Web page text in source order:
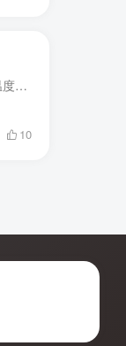
近来寒潮来袭，气温骤降，小编的心情也随着温度duang~的降到了谷底，总之有些不太开森呢！至于为啥？还不是老有粉丝朋友老在评论里面说什么，房车太贵啊！买不起啊！听到这些，小编真的无奈啊！...
10